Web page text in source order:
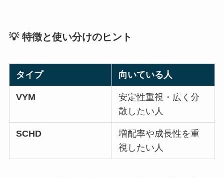
💡 特徴と使い分けのヒント
タイプ 向いている人
VYM
安定性重視・広く分
散したい人
SCHD
増配率や成長性を重
視したい人